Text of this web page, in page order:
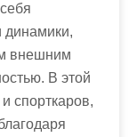
динамики,
внешним
В этой
спорткаров,